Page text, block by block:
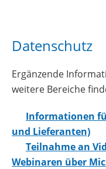
Datenschutz
Ergänzende
weitere Bereiche
Informationen
und Lieferanten)
Teilnahme an
Webinaren über